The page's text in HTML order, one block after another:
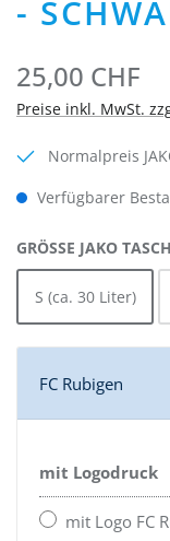
-
25,00 CHF
Preise inkl. MwSt.
Normalpreis
Verfügbarer
GRÖSSE JAKO
S (ca. 30 Liter)
FC Rubigen
mit Logodruck
mit Logo FC